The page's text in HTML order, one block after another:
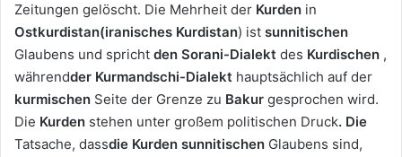
Zeitungen gelöscht. Die Mehrheit der Kurden in
Ostkurdistan(iranisches Kurdistan) ist sunnitischen
Glaubens und spricht den Sorani-Dialekt des Kurdischen ,
währendder Kurmandschi-Dialekt hauptsächlich auf der
kurmischen Seite der Grenze zu Bakur gesprochen wird.
Die Kurden stehen unter großem politischen Druck. Die
Tatsache, dassdie Kurden sunnitischen Glaubens sind,